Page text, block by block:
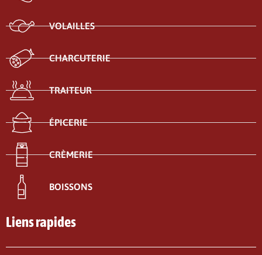
VOLAILLES
CHARCUTERIE
TRAITEUR
ÉPICERIE
CRÈMERIE
BOISSONS
Liens rapides